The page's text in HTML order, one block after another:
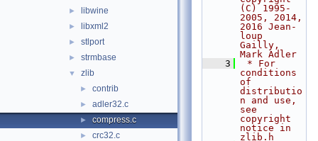
► libwine
► libxml2
► stlport
► strmbase
▼ zlib
► contrib
► adler32.c
► compress.c
► crc32.c
(C) 1995-
2005, 2014,
2016 Jean-
loup
Gailly,
Mark Adler
    3
* For
conditions
of
distributio
n and use,
see
copyright
notice in
zlib.h